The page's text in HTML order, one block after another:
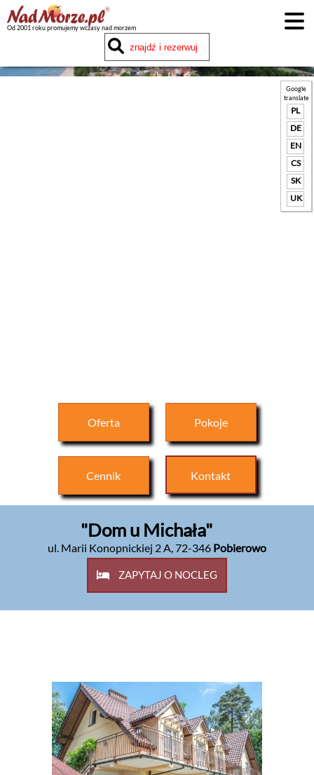
Od 2001 roku promujemy wczasy nad morzem
Google
translate
PL
DE
EN
CS
SK
UK
Oferta Pokoje
Cennik Kontakt
"Dom u Michała"
ul. Marii Konopnickiej 2 A,72-346 Pobierowo
ZAPYTAJ O NOCLEG